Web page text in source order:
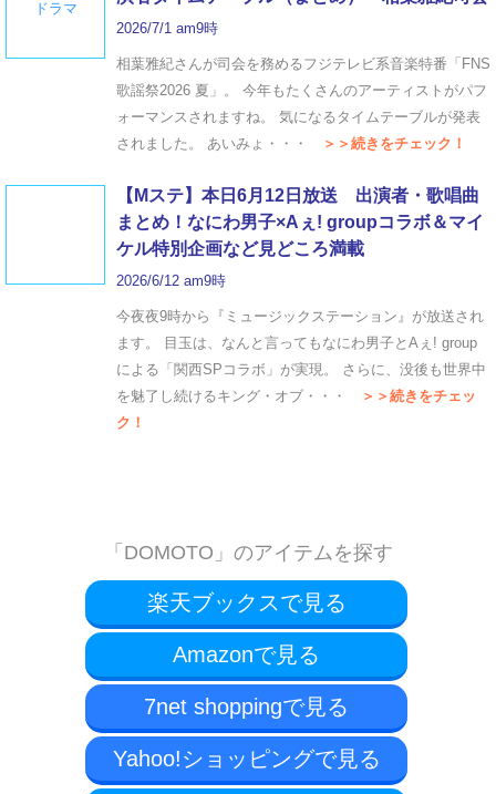
ドラマ
2026/7/1 am9時
相葉雅紀さんが司会を務めるフジテレビ系音楽特番「FNS
歌謡祭2026 夏」。 今年もたくさんのアーティストがパフ
ォーマンスされますね。 気になるタイムテーブルが発表
されました。 あいみょ・・・
＞＞続きをチェック！
【Mステ】本日6月12日放送 出演者・歌唱曲
まとめ！なにわ男子×Aぇ! groupコラボ＆マイ
ケル特別企画など見どころ満載
2026/6/12 am9時
今夜夜9時から『ミュージックステーション』が放送され
ます。 目玉は、なんと言ってもなにわ男子とAぇ! group
による「関西SPコラボ」が実現。 さらに、没後も世界中
を魅了し続けるキング・オブ・・・
＞＞続きをチェッ
ク！
「DOMOTO」のアイテムを探す
楽天ブックスで見る
Amazonで見る
7net shoppingで見る
Yahoo!ショッピングで見る